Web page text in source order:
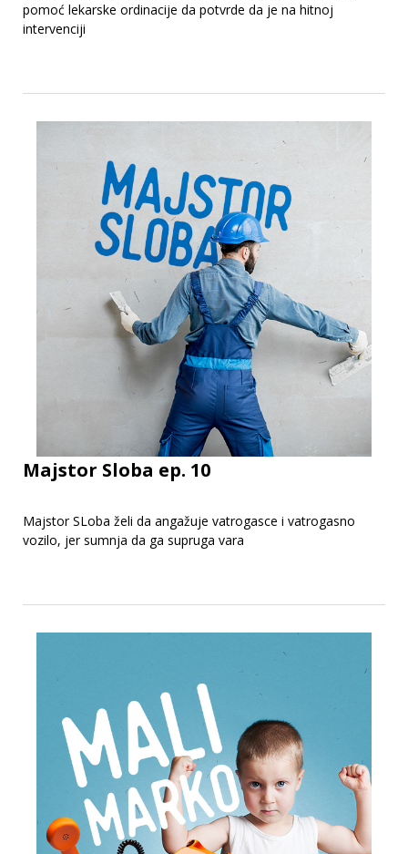
pomoć lekarske ordinacije da potvrde da je na hitnoj
intervenciji
Majstor Sloba ep. 10
Majstor SLoba želi da angažuje vatrogasce i vatrogasno
vozilo, jer sumnja da ga supruga vara